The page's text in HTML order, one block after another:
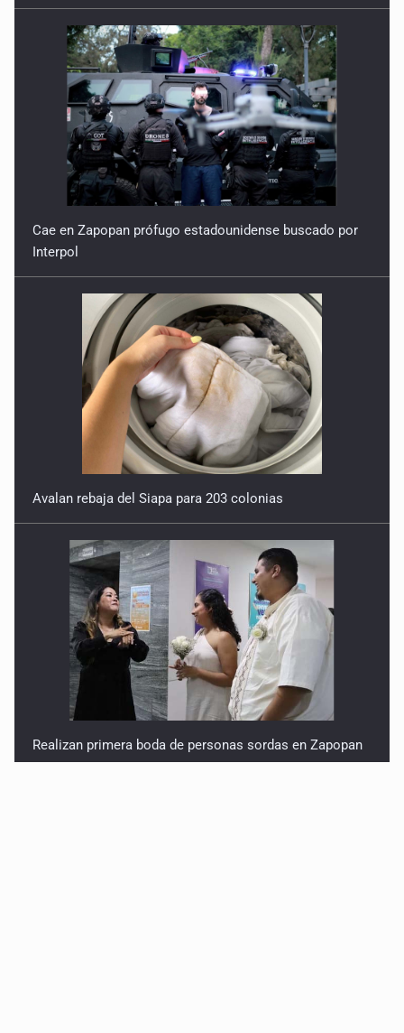
Cae en Zapopan prófugo estadounidense buscado por
Interpol
Avalan rebaja del Siapa para 203 colonias
Realizan primera boda de personas sordas en Zapopan